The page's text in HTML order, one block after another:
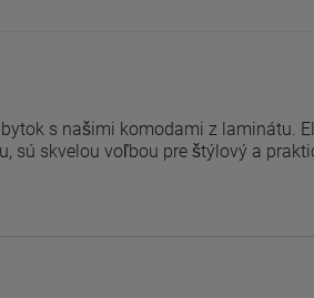
s našimi komodami z laminátu.
sú skvelou voľbou pre štýlový a